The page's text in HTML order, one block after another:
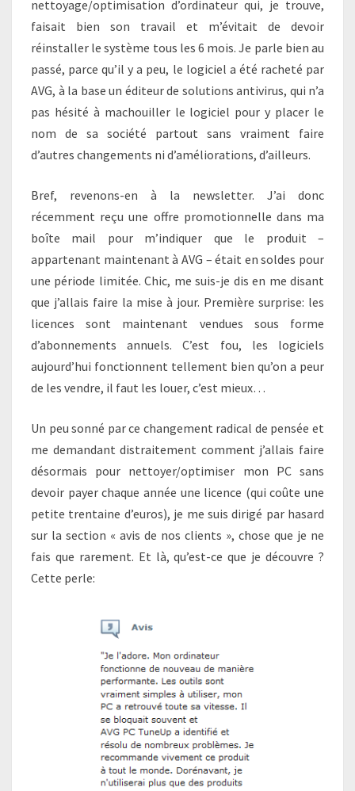
nettoyage/optimisation d’ordinateur qui, je trouve,
faisait bien son travail et m’évitait de devoir
réinstaller le système tous les 6 mois. Je parle bien au
passé, parce qu’il y a peu, le logiciel a été racheté par
AVG, à la base un éditeur de solutions antivirus, qui n’a
pas hésité à machouiller le logiciel pour y placer le
nom de sa société partout sans vraiment faire
d’autres changements ni d’améliorations, d’ailleurs.
Bref, revenons-en à la newsletter. J’ai donc
récemment reçu une offre promotionnelle dans ma
boîte mail pour m’indiquer que le produit –
appartenant maintenant à AVG – était en soldes pour
une période limitée. Chic, me suis-je dis en me disant
que j’allais faire la mise à jour. Première surprise: les
licences sont maintenant vendues sous forme
d’abonnements annuels. C’est fou, les logiciels
aujourd’hui fonctionnent tellement bien qu’on a peur
de les vendre, il faut les louer, c’est mieux…
Un peu sonné par ce changement radical de pensée et
me demandant distraitement comment j’allais faire
désormais pour nettoyer/optimiser mon PC sans
devoir payer chaque année une licence (qui coûte une
petite trentaine d’euros), je me suis dirigé par hasard
sur la section « avis de nos clients », chose que je ne
fais que rarement. Et là, qu’est-ce que je découvre ?
Cette perle: